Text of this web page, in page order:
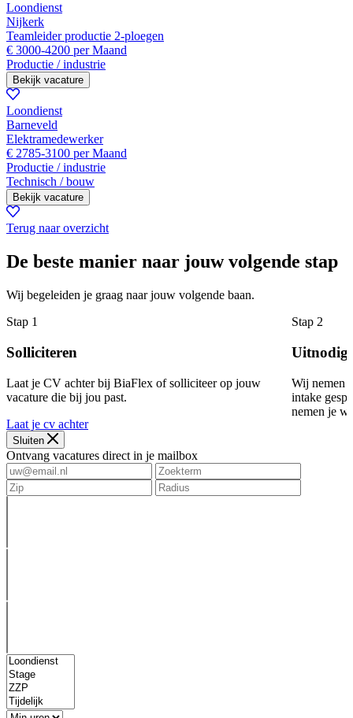
Loondienst
Nijkerk
Teamleider productie 2-ploegen
€ 3000-4200 per Maand
Productie / industrie
Bekijk vacature
Loondienst
Barneveld
Elektramedewerker
€ 2785-3100 per Maand
Productie / industrie
Technisch / bouw
Bekijk vacature
Terug naar overzicht
De beste manier naar jouw volgende stap
Wij begeleiden je graag naar jouw volgende baan.
Stap 1
Solliciteren
Laat je CV achter bij BiaFlex of solliciteer op jouw
vacature die bij jou past.
Laat je cv achter
Stap 2
Wij nemen
intake
nemen je
Sluiten
Ontvang vacatures direct in je mailbox